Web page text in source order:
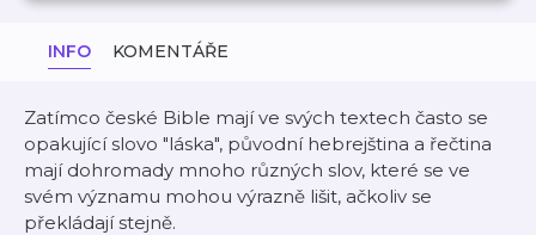
INFO KOMENTÁŘE
Zatímco české Bible mají ve svých textech často se
opakující slovo "láska", původní hebrejština a řečtina
mají dohromady mnoho různých slov, které se ve
svém významu mohou výrazně lišit, ačkoliv se
překládají stejně.